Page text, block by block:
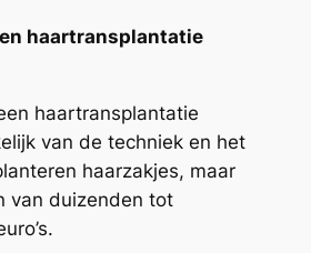
haartransplantatie
haartransplantatie
van de techniek en het
haarzakjes, maar
van duizenden tot